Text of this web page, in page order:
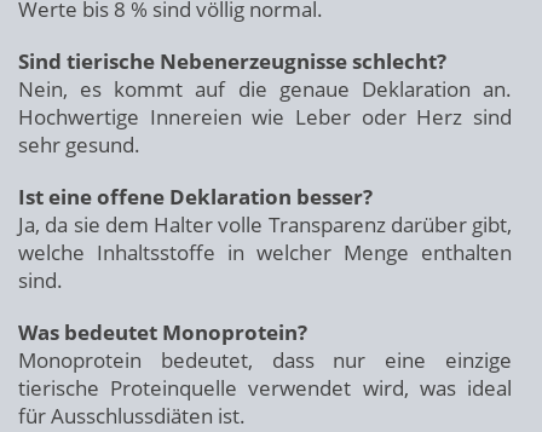
Werte bis 8 % sind völlig normal.
Sind tierische Nebenerzeugnisse schlecht?
Nein, es kommt auf die genaue Deklaration an.
Hochwertige Innereien wie Leber oder Herz sind
sehr gesund.
Ist eine offene Deklaration besser?
Ja, da sie dem Halter volle Transparenz darüber gibt,
welche Inhaltsstoffe in welcher Menge enthalten
sind.
Was bedeutet Monoprotein?
Monoprotein bedeutet, dass nur eine einzige
tierische Proteinquelle verwendet wird, was ideal
für Ausschlussdiäten ist.